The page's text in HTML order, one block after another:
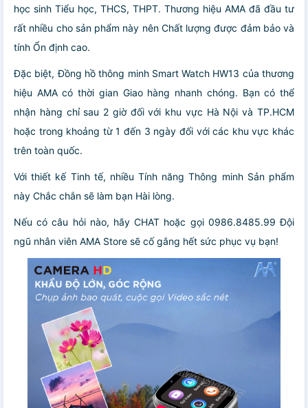
học sinh Tiểu học, THCS, THPT. Thương hiệu AMA đã đầu tư
rất nhiều cho sản phẩm này nên Chất lượng được đảm bảo và
tính Ổn định cao.
Đặc biệt, Đồng hồ thông minh Smart Watch HW13 của thương
hiệu AMA có thời gian Giao hàng nhanh chóng. Bạn có thể
nhận hàng chỉ sau 2 giờ đối với khu vực Hà Nội và TP.HCM
hoặc trong khoảng từ 1 đến 3 ngày đối với các khu vực khác
trên toàn quốc.
Với thiết kế Tinh tế, nhiều Tính năng Thông minh Sản phẩm
này Chắc chắn sẽ làm bạn Hài lòng.
Nếu có câu hỏi nào, hãy CHAT hoặc gọi 0986.8485.99 Đội
ngũ nhân viên AMA Store sẽ cố gắng hết sức phục vụ bạn!